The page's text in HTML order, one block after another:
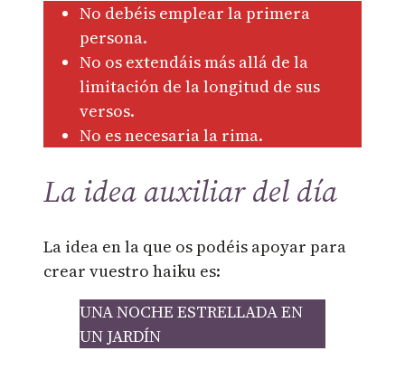
No debéis emplear la primera
persona.
No os extendáis más allá de la
limitación de la longitud de sus
versos.
No es necesaria la rima.
La idea auxiliar del día
La idea en la que os podéis apoyar para
crear vuestro haiku es:
UNA NOCHE ESTRELLADA EN
UN JARDÍN